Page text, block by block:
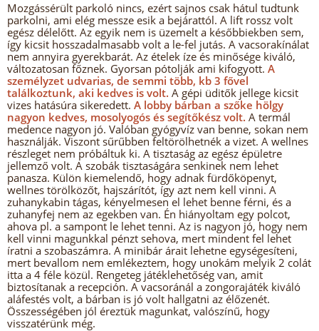
Mozgássérült parkoló nincs, ezért sajnos csak hátul tudtunk
parkolni, ami elég messze esik a bejárattól. A lift rossz volt
egész délelőtt. Az egyik nem is üzemelt a későbbiekben sem,
így kicsit hosszadalmasabb volt a le-fel jutás. A vacsorakínálat
nem annyira gyerekbarát. Az ételek íze és minősége kiváló,
változatosan főznek. Gyorsan pótolják ami kifogyott. A
személyzet udvarias, de semmi több, kb 3 fővel
találkoztunk, aki kedves is volt. A gépi üditők jellege kicsit
vizes hatásúra sikeredett. A lobby bárban a szőke hölgy
nagyon kedves, mosolyogós és segítőkész volt. A termál
medence nagyon jó. Valóban gyógyvíz van benne, sokan nem
használják. Viszont sűrűbben feltörölhetnék a vizet. A wellnes
részleget nem próbáltuk ki. A tisztaság az egész épületre
jellemző volt. A szobák tisztaságára senkinek nem lehet
panasza. Külön kiemelendő, hogy adnak fürdőköpenyt,
wellnes törölközőt, hajszárítót, így azt nem kell vinni. A
zuhanykabin tágas, kényelmesen el lehet benne férni, és a
zuhanyfej nem az egekben van. Én hiányoltam egy polcot,
ahova pl. a sampont le lehet tenni. Az is nagyon jó, hogy nem
kell vinni magunkkal pénzt sehova, mert mindent fel lehet
íratni a szobaszámra. A minibár árait lehetne egységesíteni,
mert bevallom nem emlékeztem, hogy unokám melyik 2 colát
itta a 4 féle közül. Rengeteg játéklehetőség van, amit
biztosítanak a recepción. A vacsoránál a zongorajáték kiváló
aláfestés volt, a bárban is jó volt hallgatni az élőzenét.
Összességében jól éreztük magunkat, valószínű, hogy
visszatérünk még.